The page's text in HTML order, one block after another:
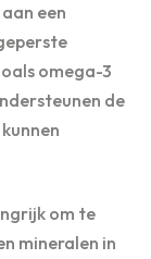
een
omega-3
de
om te
mineralen in